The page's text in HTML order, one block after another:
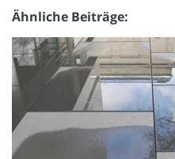
Ähnliche Beiträge